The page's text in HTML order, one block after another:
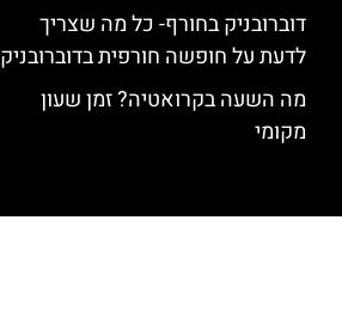
דוברובניק בחורף- כל מה שצריך
לדעת על חופשה חורפית בדוברובניק
מה השעה בקרואטיה? זמן שעון
מקומי